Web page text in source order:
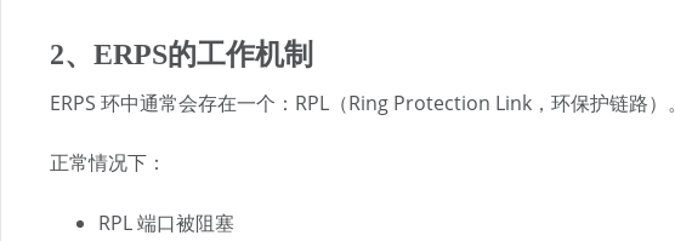
2、ERPS的工作机制
ERPS 环中通常会存在一个：RPL（Ring Protection Link，环保护链路）。
正常情况下：
RPL 端口被阻塞